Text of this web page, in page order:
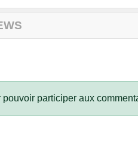
pouvoir participer aux